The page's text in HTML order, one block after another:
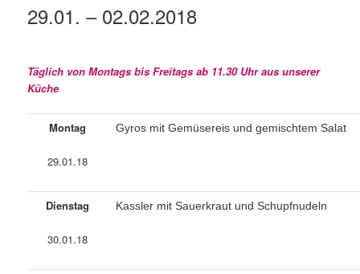
29.01. – 02.02.2018
Täglich von Montags bis Freitags ab 11.30 Uhr aus unserer
Küche
Montag
29.01.18
Gyros mit Gemüsereis und gemischtem Salat
Dienstag
30.01.18
Kassler mit Sauerkraut und Schupfnudeln